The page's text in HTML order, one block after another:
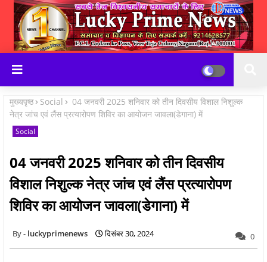
मुख्यपृष्ठ Social
04 जनवरी 2025 शनिवार को तीन दिवसीय विशाल निशुल्क
नेत्र जांच एवं लैंस प्रत्यारोपण शिविर का आयोजन जावला(डेगाना) में
Social
04 जनवरी 2025 शनिवार को तीन दिवसीय
विशाल निशुल्क नेत्र जांच एवं लैंस प्रत्यारोपण
शिविर का आयोजन जावला(डेगाना) में
luckyprimenews दिसंबर 30, 2024 0